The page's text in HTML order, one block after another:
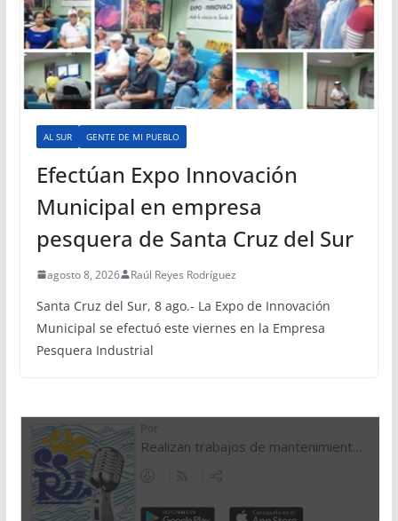
AL SUR GENTE DE MI PUEBLO
Efectúan Expo Innovación
Municipal en empresa
pesquera de Santa Cruz del Sur
agosto 8, 2026 Raúl Reyes Rodríguez
Santa Cruz del Sur, 8 ago.- La Expo de Innovación
Municipal se efectuó este viernes en la Empresa
Pesquera Industrial